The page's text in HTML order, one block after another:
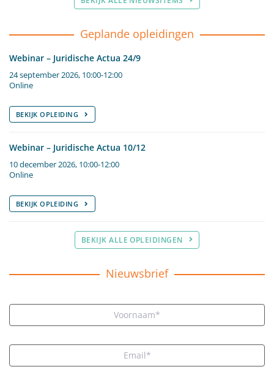
Geplande opleidingen
Webinar – Juridische Actua 24/9
24 september 2026, 10:00-12:00
Online
BEKIJK OPLEIDING
Webinar – Juridische Actua 10/12
10 december 2026, 10:00-12:00
Online
BEKIJK OPLEIDING
BEKIJK ALLE OPLEIDINGEN
Nieuwsbrief